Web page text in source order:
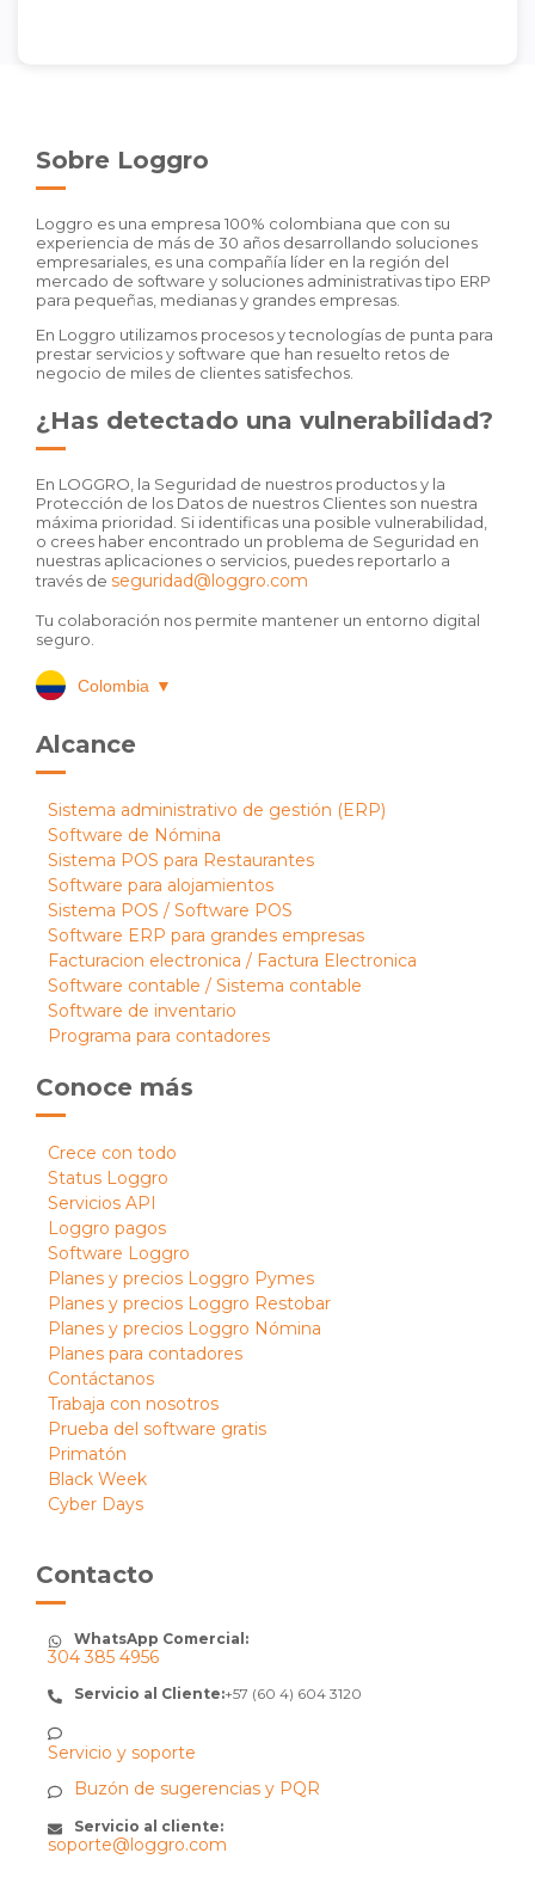
Sobre Loggro
Loggro es una empresa 100% colombiana que con su
experiencia de más de 30 años desarrollando soluciones
empresariales, es una compañía líder en la región del
mercado de software y soluciones administrativas tipo ERP
para pequeñas, medianas y grandes empresas.
En Loggro utilizamos procesos y tecnologías de punta para
prestar servicios y software que han resuelto retos de
negocio de miles de clientes satisfechos.
¿Has detectado una vulnerabilidad?
En LOGGRO, la Seguridad de nuestros productos y la
Protección de los Datos de nuestros Clientes son nuestra
máxima prioridad. Si identificas una posible vulnerabilidad,
o crees haber encontrado un problema de Seguridad en
nuestras aplicaciones o servicios, puedes reportarlo a
través de seguridad@loggro.com
Tu colaboración nos permite mantener un entorno digital
seguro.
Colombia ▼
Alcance
Sistema administrativo de gestión (ERP)
Software de Nómina
Sistema POS para Restaurantes
Software para alojamientos
Sistema POS / Software POS
Software ERP para grandes empresas
Facturacion electronica / Factura Electronica
Software contable / Sistema contable
Software de inventario
Programa para contadores
Conoce más
Crece con todo
Status Loggro
Servicios API
Loggro pagos
Software Loggro
Planes y precios Loggro Pymes
Planes y precios Loggro Restobar
Planes y precios Loggro Nómina
Planes para contadores
Contáctanos
Trabaja con nosotros
Prueba del software gratis
Primatón
Black Week
Cyber Days
Contacto
WhatsApp Comercial:
304 385 4956
Servicio al Cliente:+57 (60 4) 604 3120
Servicio y soporte
Buzón de sugerencias y PQR
Servicio al cliente:
soporte@loggro.com